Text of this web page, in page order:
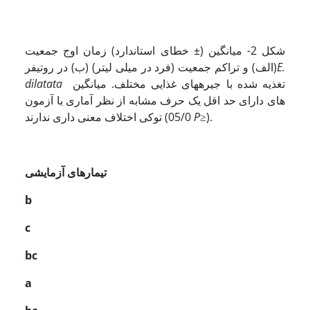
شکل 2- میانگین (± خطای استاندارد) زمان اوج جمعیت
(الف) و تراکم جمعیت (فرد در میلی لیتر) (ب) در روتیفرE.
dilatata
های دارای حد اقل یک حرف مشابه از نظر آماری با آزمون
P≥).
تیمارهای آزمایشی
b
c
bc
a